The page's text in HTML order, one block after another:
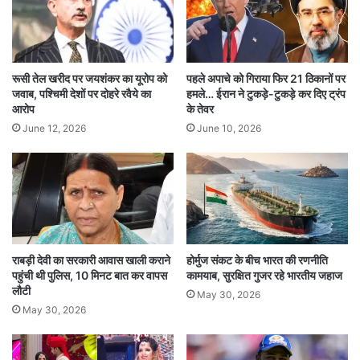
दूसरा मामलारंजनी श्रीनिवासनका है, जो कोलंबिया
यूनिवर्सिटी में रिसर्च स्कॉलर थीं। ट्रंप प्रशासन ने उनका
वीजा रद्द कर दिया, जिसके बाद उन्होंने खुद को डिपोर्ट करते
हुए अमेरिका छोड़ दिया और कनाडा चली गईं।
ट्रंप का मिशन डिपोर्टेशन तेज
राष्ट्रपति पद संभालने के बाद से डोनाल्ड ट्रंप ने अवैध
अप्रवासियों के खिलाफ सख्त अभियान छेड़ रखा है। ट्रंप
प्रशासन अब ऐसे अप्रवासियों को खुद को डिपोर्ट करने के
लिएCBP होम ऐपके जरिए रजिस्ट्रेशन कराने को कह रहा
है। अमेरिका में करीबसवा सात लाख भारतीयों को अवैध
अप्रवासीमाना जाता है, जिनकी निगरानी तेज कर दी गई
है।
रूसी तेल खरीद पर जयशंकर का यूरोप को
जवाब, पश्चिमी देशों पर दोहरे रवैये का
आरोप
June 12, 2026
पहले अपाचे को गिराया फिर 21 ठिकानों पर
हमले… ईरान ने टुकड़े-टुकड़े कर दिए ट्रंप
के तेवर
June 10, 2026
राबड़ी देवी का सरकारी आवास खाली कराने
पहुंची थी पुलिस, 10 मिनट बात कर वापस
लौटी
May 30, 2026
होर्मुज संकट के बीच भारत की रणनीति
कामयाब, सुरक्षित गुजर रहे भारतीय जहाज
May 30, 2026